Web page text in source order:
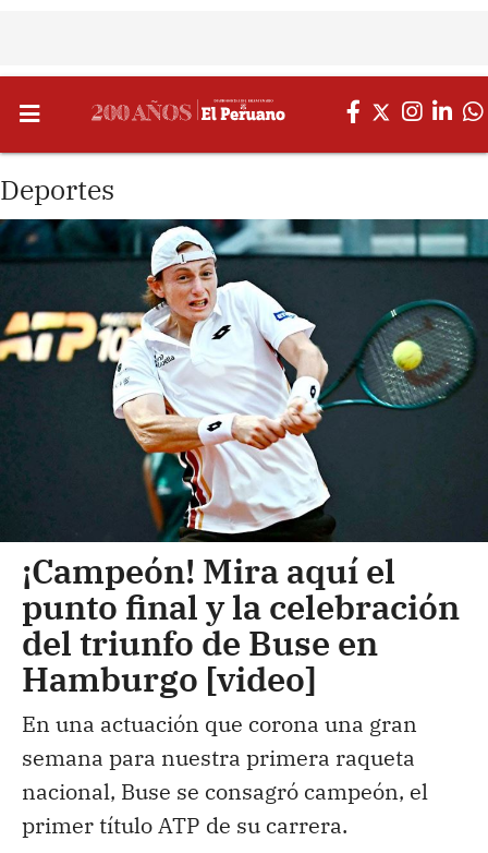
Deportes
¡Campeón! Mira aquí el
punto final y la celebración
del triunfo de Buse en
Hamburgo [video]
En una actuación que corona una gran
semana para nuestra primera raqueta
nacional, Buse se consagró campeón, el
primer título ATP de su carrera.